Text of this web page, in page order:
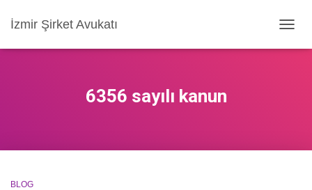
İzmir Şirket Avukatı
AÇ/
6356 sayılı kanun
BLOG